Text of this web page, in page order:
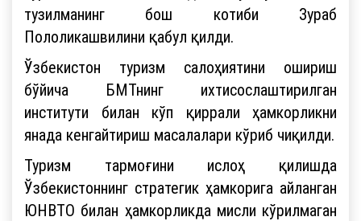
тузилманинг бош котиби Зураб
Пололикашвилини қабул қилди.
Ўзбекистон туризм салоҳиятини ошириш
бўйича БМТнинг ихтисослаштирилган
институти билан кўп қиррали ҳамкорликни
янада кенгайтириш масалалари кўриб чиқилди.
Туризм тармоғини ислоҳ қилишда
Ўзбекистоннинг стратегик ҳамкорига айланган
ЮНВТО билан ҳамкорликда мисли кўрилмаган